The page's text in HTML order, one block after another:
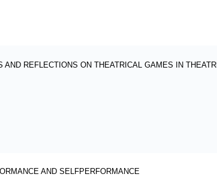
REFLECTIONS ON THEATRICAL GAMES IN
AND SELFPERFORMANCE